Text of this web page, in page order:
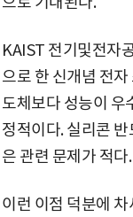
KAIST 전기및전자
으로 한 신개념 전
도체보다 성능이 우
정적이다. 실리콘
은 관련 문제가 적다.
이런 이점 덕분에